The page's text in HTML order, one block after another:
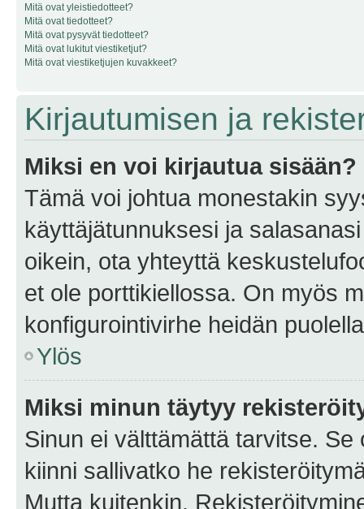
Mitä ovat yleistiedotteet?
Mitä ovat tiedotteet?
Mitä ovat pysyvät tiedotteet?
Mitä ovat lukitut viestiketjut?
Mitä ovat viestiketjujen kuvakkeet?
Kirjautumisen ja
Miksi en voi kirjautua sisään?
Tämä voi johtua monestakin
käyttäjätunnuksesi ja
oikein, ota yhteyttä
et ole porttikiellossa. On myös
konfigurointivirhe heidän
Ylös
Miksi minun täytyy
Sinun ei välttämättä tarvitse.
kiinni sallivatko he
Mutta kuitenkin.